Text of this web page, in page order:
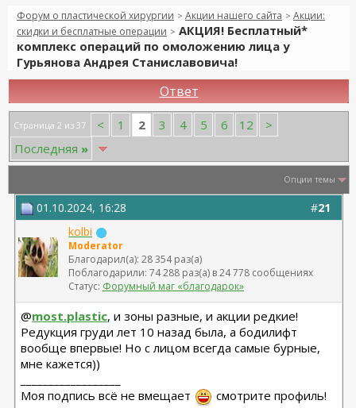
Форум о пластической хирургии > Акции нашего сайта > Акции:
скидки и бесплатные операции > АКЦИЯ! Бесплатный*
комплекс операций по омоложению лица у
Гурьянова Андрея Станиславовича!
Ответ
Страница 2 из 37 < 1 2 3 4 5 6 12
>
Последняя »
Опции темы
#21
01.10.2024, 16:28
kolbi
Moderator
Благодарил(а): 28 354 раз(а)
Поблагодарили: 74 288 раз(а) в 24 778 сообщениях
Статус: Форумный маг «благодарок»
@most.plastic, и зоны разные, и акции редкие!
Редукция груди лет 10 назад была, а бодилифт
вообще впервые! Но с лицом всегда самые бурные,
мне кажется))
Моя подпись всё не вмещает
смотрите профиль!